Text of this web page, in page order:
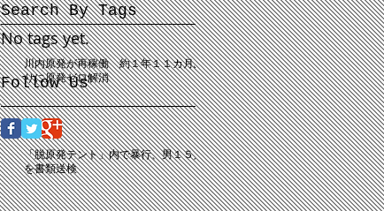
Follow Us
No tags yet.
Search By Tags
川内原発が再稼働 約１年１１カ月ぶ
りに原発ゼロ解消
「脱原発テント」内で暴行、男１５人
を書類送検